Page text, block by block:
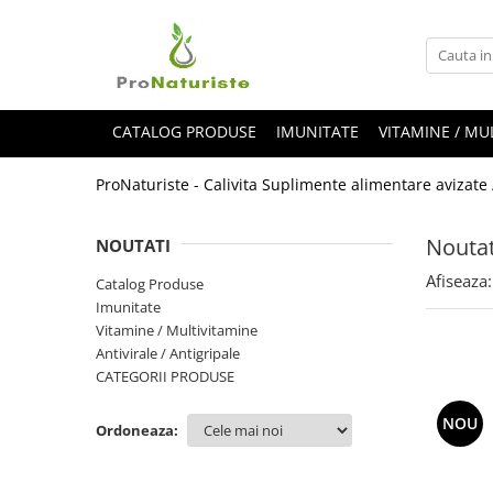
Vitamine / Multivitamine
CATEGORII PRODUSE
Antistress
Articulatii si Oase
Detergenti ECO
Detoxifiere
Digestie buna
Filtrare apa
Inima si Circulatie sange
CATALOG PRODUSE IMUNITATE VITAMINE /
ProNaturiste - Calivita Suplimente alimentare avizate
NOUTATI
Catalog Produse
Imunitate
Vitamine / Multivitamine
Antivirale / Antigripale
CATEGORII PRODUSE
Ordoneaza:
Afiseaza:
NOU